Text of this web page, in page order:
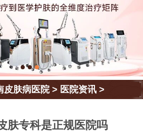
皮肤病医院> 医院资讯 >
肤专科是正规医院吗